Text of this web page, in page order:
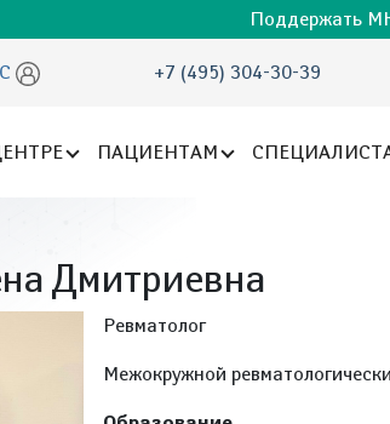
Поддержать
+7 (495) 304-30-39
ПАЦИЕНТАМ
Дмитриевна
Ревматолог
Межокружной